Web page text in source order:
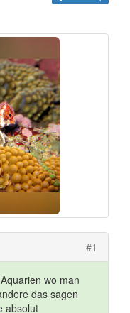
#1
wo man
das sagen
absolut